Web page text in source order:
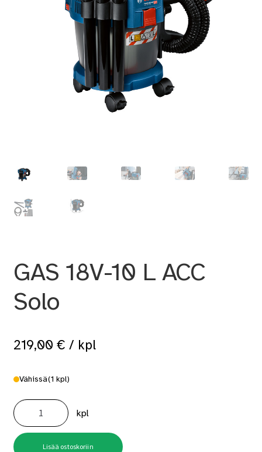
GAS 18V-10 L ACC
Solo
219,00 € / kpl
Vähissä(1 kpl)
GAS
18V-
10
L
ACC
Solo
määrä
kpl
Lisää ostoskoriin